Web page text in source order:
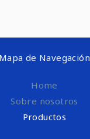
Mapa de Navegación
Home
Sobre nosotros
Productos